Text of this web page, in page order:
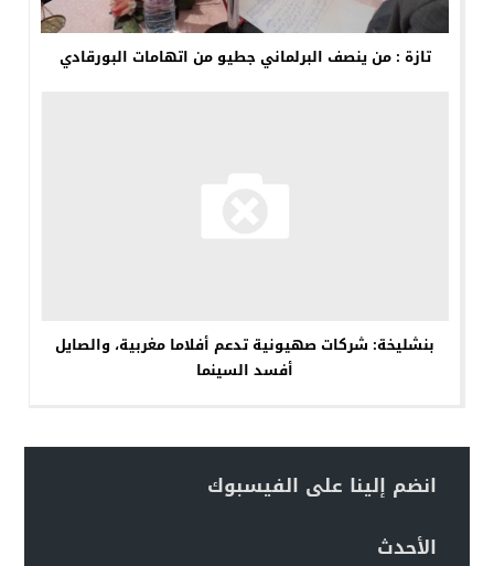
تازة : من ينصف البرلماني جطيو من اتهامات البورقادي
بنشليخة: شركات صهيونية تدعم أفلاما مغربية، والصايل
أفسد السينما
انضم إلينا على الفيسبوك
الأحدث